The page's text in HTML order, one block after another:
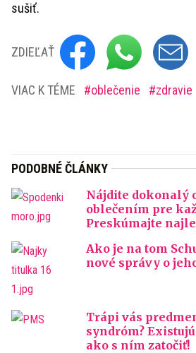
sušiť.
ZDIEĽAŤ
VIAC K TÉME oblečenie zdravie
PODOBNÉ ČLÁNKY
Nájdite dokonalý
oblečením pre
Preskúmajte
Ako je na tom
nové správy o
Trápi vás
syndróm?
ako s ním zatočiť!